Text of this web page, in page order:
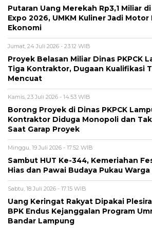
Putaran Uang Merekah Rp3,1 Miliar
Expo 2026, UMKM Kuliner Jadi
Ekonomi
Jumat, 24 Juli 2026 - 23:12 WIB
Proyek Belasan Miliar Dinas PKPCK
Tiga Kontraktor, Dugaan Kualifikasi
Mencuat
Kamis, 23 Juli 2026 - 14:53 WIB
Borong Proyek di Dinas PKPCK
Kontraktor Diduga Monopoli dan
Saat Garap Proyek
Minggu, 19 Juli 2026 - 17:52 WIB
Sambut HUT Ke-344, Kemeriahan
Hias dan Pawai Budaya Pukau
Sabtu, 18 Juli 2026 - 17:15 WIB
Uang Keringat Rakyat Dipakai
BPK Endus Kejanggalan Program
Bandar Lampung